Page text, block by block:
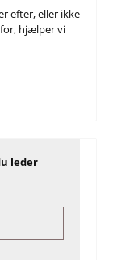
efter, eller ikke
hjælper vi
leder